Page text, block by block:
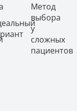
Метод
выбора
у
сложных
пациентов